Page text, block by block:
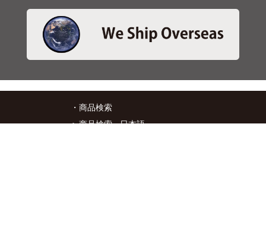
・商品検索
＞商品検索 - 日本語